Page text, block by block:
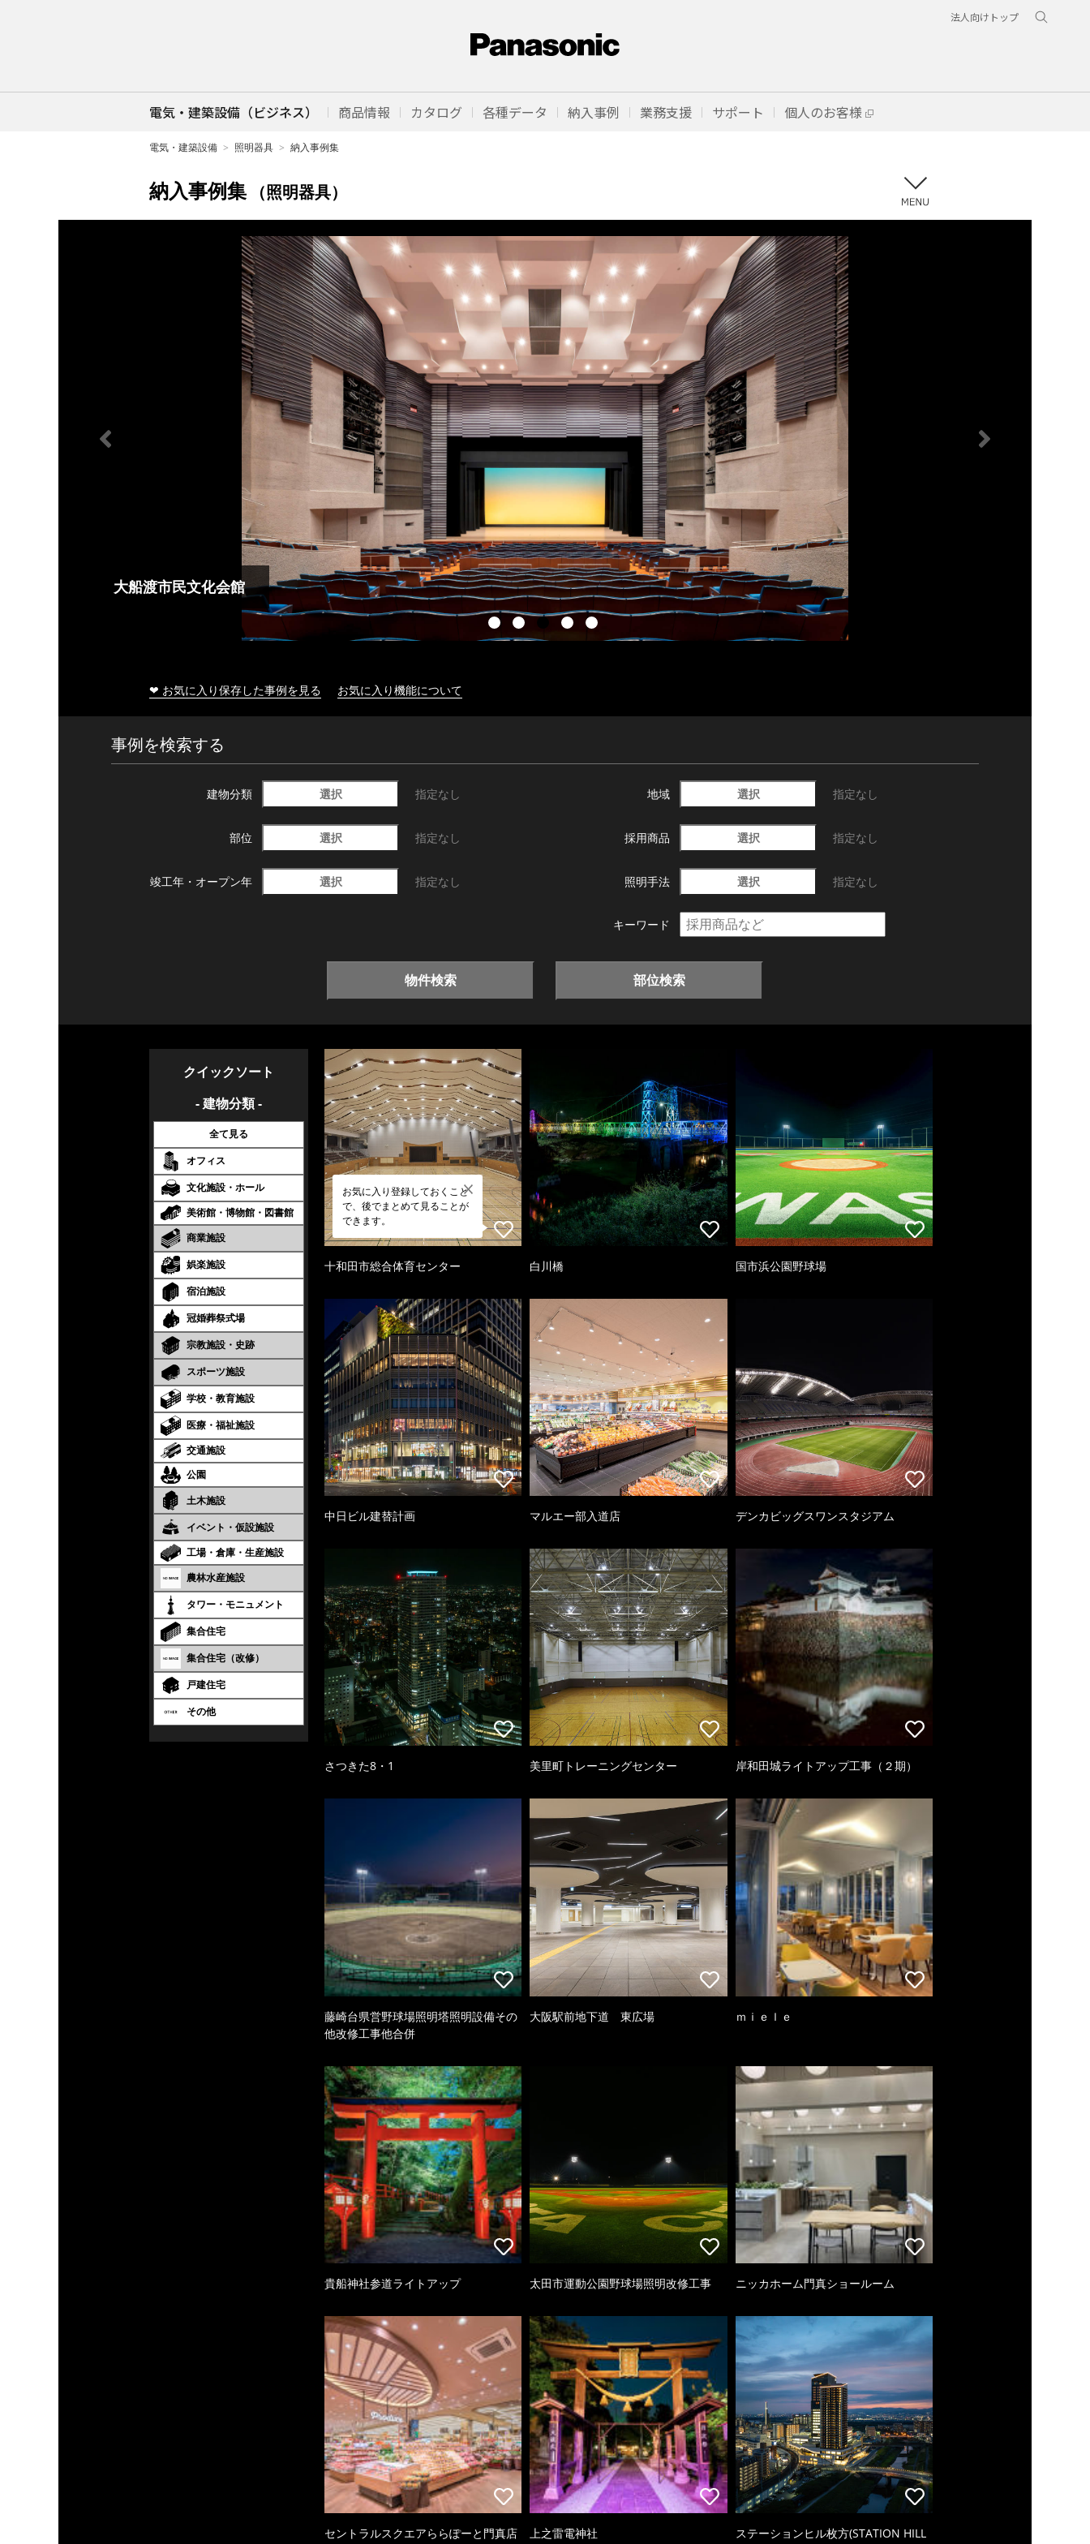
法人向けトップ
電気・建築設備（ビジネス） 商品情報 カタログ 各種データ 納入事例 業務支援 サポート 個人のお客様
電気・建築設備 照明器具 納入事例集
納入事例集 （照明器具）
大船渡市民文化会館
❤ お気に入り保存した事例を見る お気に入り機能について
事例を検索する
建物分類 選択 指定なし 地域 選択 指定なし
部位 選択 指定なし 採用商品 選択 指定なし
竣工年・ オープン年 選択 指定なし 照明手法 選択 指定なし
キーワード
物件検索 部位検索
クイックソート
- 建物分類 -
全て見る
オフィス
文化施設・ホール
美術館・博物館・図書館
商業施設
娯楽施設
宿泊施設
冠婚葬祭式場
宗教施設・史跡
スポーツ施設
学校・教育施設
医療・福祉施設
交通施設
公園
土木施設
イベント・仮設施設
工場・倉庫・生産施設
農林水産施設
タワー・モニュメント
集合住宅
集合住宅（改修）
戸建住宅
その他
お気に入り登録しておくこと
で、後でまとめて見ることが
できます。
十和田市総合体育センター 白川橋 国市浜公園野球場
中日ビル建替計画 マルエー部入道店 デンカビッグスワンスタジアム
さつきた8・1 美里町トレーニングセンター 岸和田城ライトアップ工事（２期）
藤崎台県営野球場照明塔照明設備その
他改修工事他合併
大阪駅前地下道 東広場 ｍｉｅｌｅ
貴船神社参道ライトアップ 太田市運動公園野球場照明改修工事 ニッカホーム門真ショールーム
セントラルスクエアららぽーと門真店 上之雷電神社
ステーションヒル枚方(STATION HILL